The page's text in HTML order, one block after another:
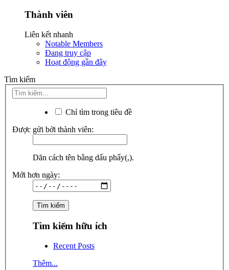
Thành viên
Liên kết nhanh
Notable Members
Đang truy cập
Hoạt động gần đây
Tìm kiếm
Chỉ tìm trong tiêu đề
Được gửi bởi thành viên:
Dãn cách tên bằng dấu phẩy(,).
Mới hơn ngày:
Tìm kiếm hữu ích
Recent Posts
Thêm...